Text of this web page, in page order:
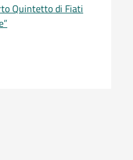
Quintetto di Fiati